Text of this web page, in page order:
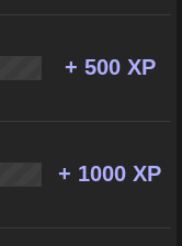
+ 500 XP
+ 1000 XP